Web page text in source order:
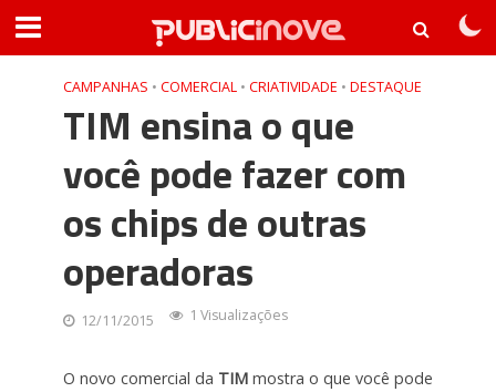
CAMPANHAS • COMERCIAL • CRIATIVIDADE • DESTAQUE
TIM ensina o que
você pode fazer com
os chips de outras
operadoras
12/11/2015 1 Visualizações
O novo comercial da TIMmostra o que você pode